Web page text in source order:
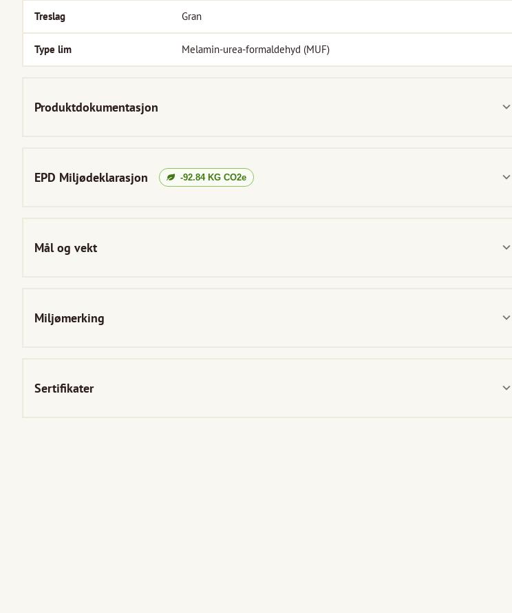
Treslag Gran
Type lim Melamin-urea-formaldehyd (MUF)
Produktdokumentasjon
EPD Miljødeklarasjon -92.84KG CO2e
Mål og vekt
Miljømerking
Sertifikater